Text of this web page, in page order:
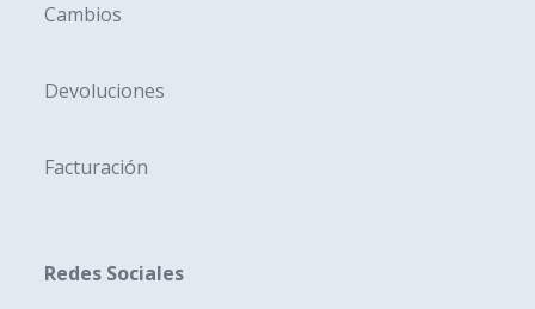
Cambios
Devoluciones
Facturación
Redes Sociales